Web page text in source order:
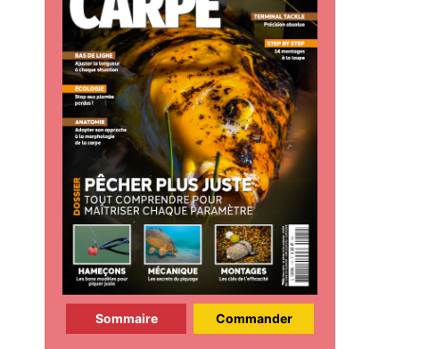
Sommaire Commander